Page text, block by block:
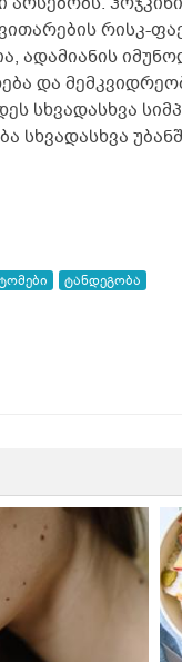
რისკ-
ადამიანის
და
სხვადასხვა
სხვადასხვა
ტანდეგობა